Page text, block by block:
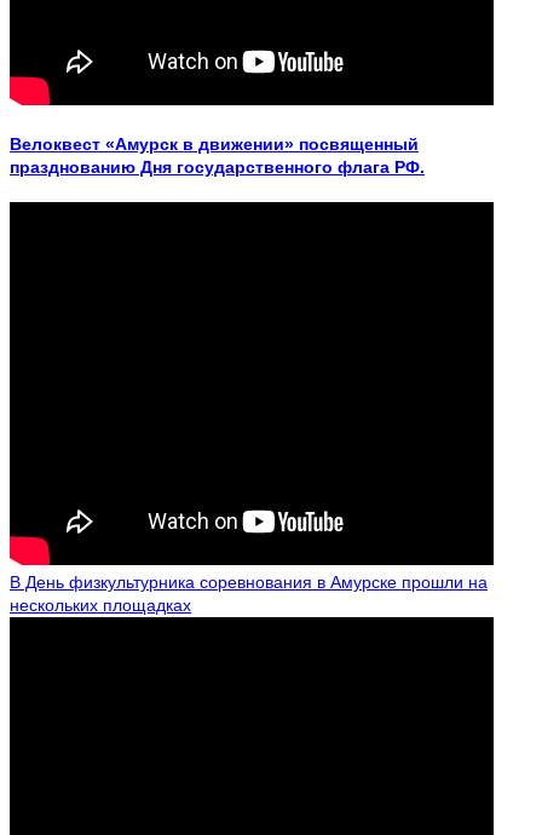
Велоквест «Амурск в движении» посвященный
празднованию Дня государственного флага РФ.
В День физкультурника соревнования в Амурске прошли на
нескольких площадках